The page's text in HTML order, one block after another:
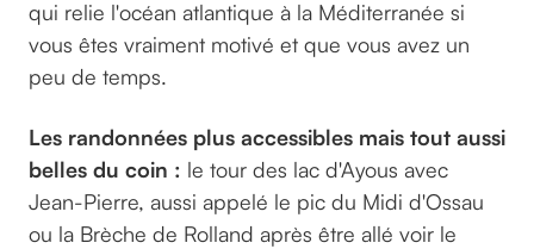
qui relie l'océan atlantique à la Méditerranée si
vous êtes vraiment motivé et que vous avez un
peu de temps.
Les randonnées plus accessibles mais tout aussi
belles du coin : le tour des lac d'Ayous avec
Jean-Pierre, aussi appelé le pic du Midi d'Ossau
ou la Brèche de Rolland après être allé voir le